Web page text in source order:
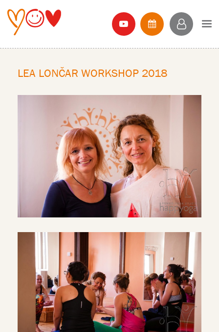
LEA LONČAR WORKSHOP 2018